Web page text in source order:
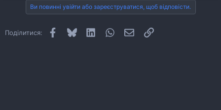
Ви повинні увійти або зареєструватися, щоб відповісти.
Поділитися: Facebook
Bluesky LinkedInWhatsApp
E-mailПосилання